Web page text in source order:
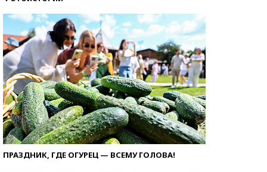
ПРАЗДНИК, ГДЕ ОГУРЕЦ — ВСЕМУ ГОЛОВА!